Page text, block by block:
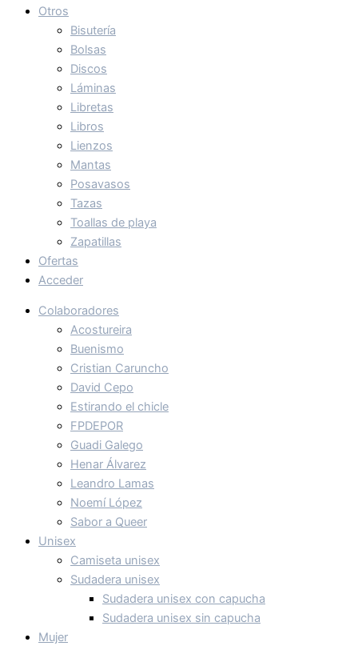
Otros
Bisutería
Bolsas
Discos
Láminas
Libretas
Libros
Lienzos
Mantas
Posavasos
Tazas
Toallas de playa
Zapatillas
Ofertas
Acceder
Colaboradores
Acostureira
Buenismo
Cristian Caruncho
David Cepo
Estirando el chicle
FPDEPOR
Guadi Galego
Henar Álvarez
Leandro Lamas
Noemí López
Sabor a Queer
Unisex
Camiseta unisex
Sudadera unisex
Sudadera unisex con capucha
Sudadera unisex sin capucha
Mujer